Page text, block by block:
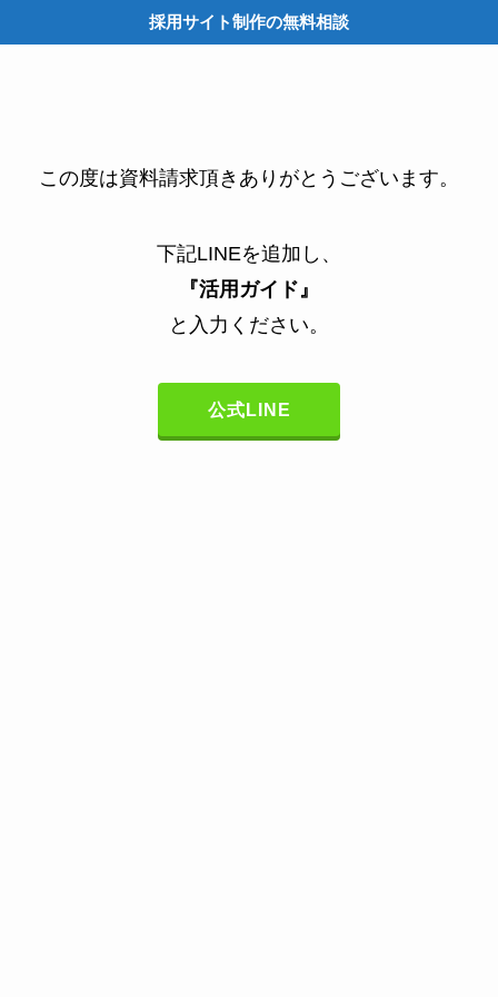
採用サイト制作の無料相談
この度は資料請求頂きありがとうございます。
下記LINEを追加し、
『活用ガイド』
と入力ください。
公式LINE